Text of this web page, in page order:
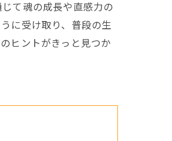
て魂の成長や直感力の
に受け取り、普段の生
ヒントがきっと見つか